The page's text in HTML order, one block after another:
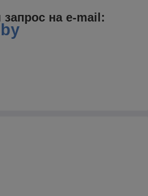
на e-mail :